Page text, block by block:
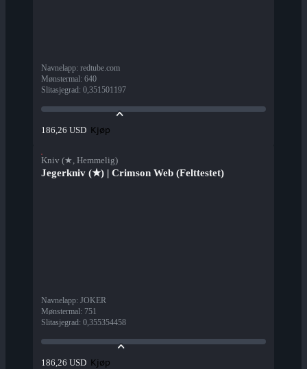
Navnelapp: redtube.com
Mønstermal: 640
Slitasjegrad: 0,351501197
186,26 USD Kjøp
Kniv (★, Hemmelig)
Jegerkniv (★) | Crimson Web (Felttestet)
Navnelapp: JOKER
Mønstermal: 751
Slitasjegrad: 0,355354458
186,26 USD Kjøp